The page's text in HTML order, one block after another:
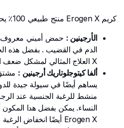
كريم Erogen X منتج طبيعي 100٪ يحتوي على المكونات التالية :
الأرجينين : حمض أميني معروف
X العلاج المثالي لمشكل ضعف الإنتصاب .
ألفا كيتوجلوتاريك أرجينين :
يساهم أيضًا في سيولة جيدة
منشط للرغبة الجنسية عند
النساء. يمكن بفضل هدا المكون
Erogen X أيضًا انخفاض الرغبة الجنسية .